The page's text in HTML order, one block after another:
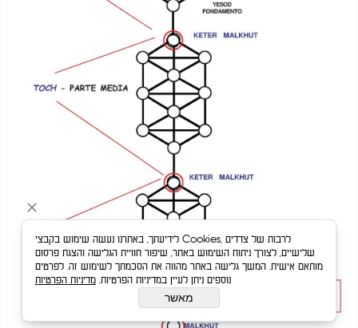
לידיעתך, באתרנו נעשה שימוש בקבצי Cookies, לרבות של צדדים
שלישיים, לצורך ניתוח השימוש באתר, שיפור חוויית הגלישה והצגת פרסום
מותאם אישית. המשך גלישה באתר מהווה את הסכמתך לשימוש זה. לפרטים
נוספים ניתן לעיין במדיניות הפרטיות.מדיניות הפרטיות
מאשר